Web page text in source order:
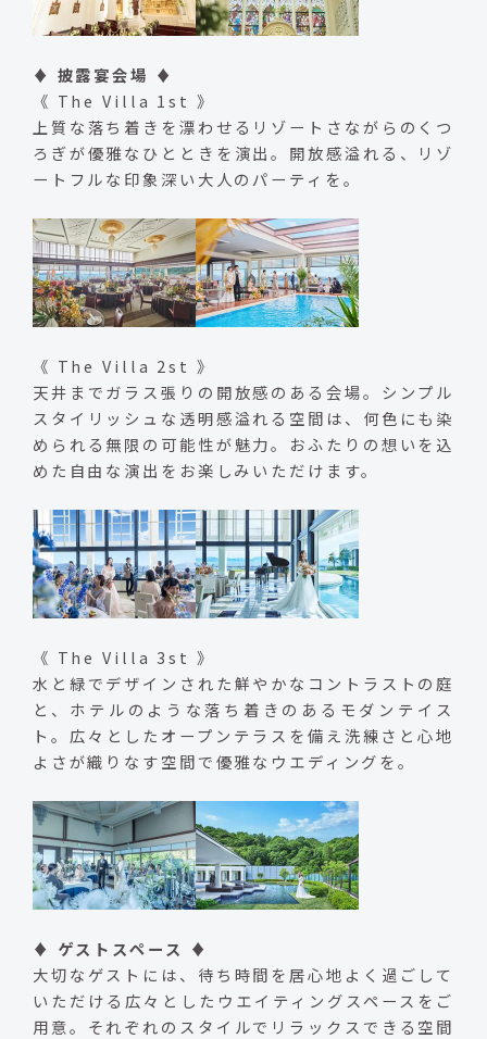
♦ 披露宴会場 ♦
《 The Villa 1st 》
上質な落ち着きを漂わせるリゾートさながらのくつ
ろぎが優雅なひとときを演出。開放感溢れる、リゾ
ートフルな印象深い大人のパーティを。
《 The Villa 2st 》
天井までガラス張りの開放感のある会場。シンプル
スタイリッシュな透明感溢れる空間は、何色にも染
められる無限の可能性が魅力。おふたりの想いを込
めた自由な演出をお楽しみいただけます。
《 The Villa 3st 》
水と緑でデザインされた鮮やかなコントラストの庭
と、ホテルのような落ち着きのあるモダンテイス
ト。広々としたオープンテラスを備え洗練さと心地
よさが織りなす空間で優雅なウエディングを。
♦ ゲストスペース ♦
大切なゲストには、待ち時間を居心地よく過ごして
いただける広々としたウエイティングスペースをご
用意。それぞれのスタイルでリラックスできる空間